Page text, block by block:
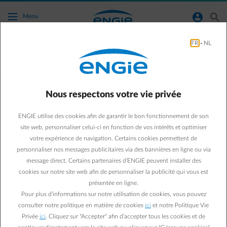
Accéder au contenu principal
Menu normal-account-circle search
Je veux des informations sur les pompes à
Toutes les infos sur les pompes à chaleur
Questions fréquemment posées
Je veux des informations sur les chauffe-eau
FR - NL
Nous respectons votre vie privée
ENGIE utilise des cookies afin de garantir le bon fonctionnement de son
site web, personnaliser celui-ci en fonction de vos intérêts et optimiser
votre expérience de navigation. Certains cookies permettent de
personnaliser nos messages publicitaires via des bannières en ligne ou via
message direct. Certains partenaires d’ENGIE peuvent installer des
cookies sur notre site web afin de personnaliser la publicité qui vous est
présentée en ligne.
Pour plus d’informations sur notre utilisation de cookies, vous pouvez
consulter notre politique en matière de cookies ici et notre Politique Vie
Privée ici . Cliquez sur "Accepter" afin d’accepter tous les cookies et de